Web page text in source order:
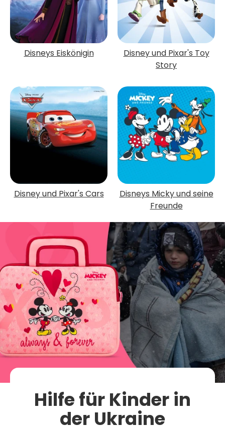
Disneys Eiskönigin
Disney und Pixar's Toy
Story
Disney und Pixar's Cars
Disneys Micky und seine
Freunde
Hilfe für Kinder in
der Ukraine